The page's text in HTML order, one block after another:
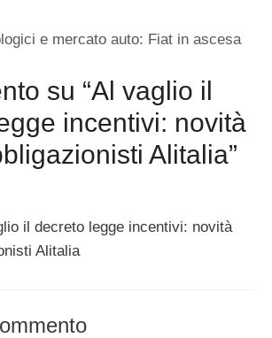
e mercato auto: Fiat in ascesa
su “Al vaglio il
incentivi: novità
Alitalia”
il decreto legge incentivi: novità
Alitalia